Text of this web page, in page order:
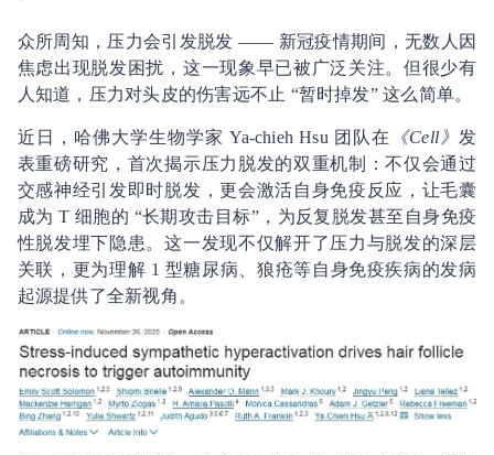
众所周知，压力会引发脱发 —— 新冠疫情期间，无数人因
焦虑出现脱发困扰，这一现象早已被广泛关注。但很少有
人知道，压力对头皮的伤害远不止 “暂时掉发” 这么简单。
近日，哈佛大学生物学家 Ya-chieh Hsu 团队在 《Cell》 发
表重磅研究，首次揭示压力脱发的双重机制：不仅会通过
交感神经引发即时脱发，更会激活自身免疫反应，让毛囊
成为 T 细胞的 “长期攻击目标”，为反复脱发甚至自身免疫
性脱发埋下隐患。这一发现不仅解开了压力与脱发的深层
关联，更为理解 1 型糖尿病、狼疮等自身免疫疾病的发病
起源提供了全新视角。